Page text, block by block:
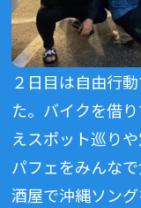
２日目は自由行
た。バイクを借
えスポット巡り
パフェをみんな
酒屋で沖縄ソン